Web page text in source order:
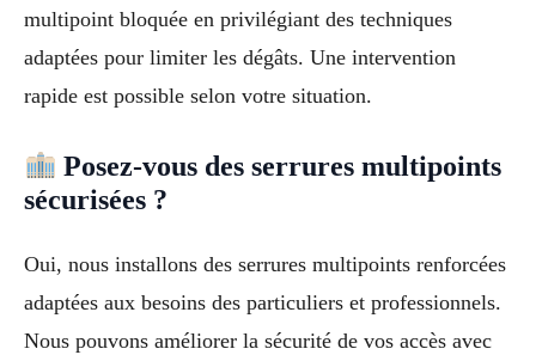
multipoint bloquée en privilégiant des techniques
adaptées pour limiter les dégâts. Une intervention
rapide est possible selon votre situation.
Posez-vous des serrures multipoints
sécurisées ?
Oui, nous installons des serrures multipoints renforcées
adaptées aux besoins des particuliers et professionnels.
Nous pouvons améliorer la sécurité de vos accès avec